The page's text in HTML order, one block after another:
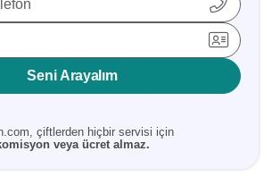
Seni Arayalım
çiftlerden hiçbir servisi için
veya ücret almaz.